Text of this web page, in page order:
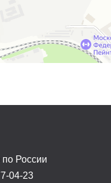
по России
04-23